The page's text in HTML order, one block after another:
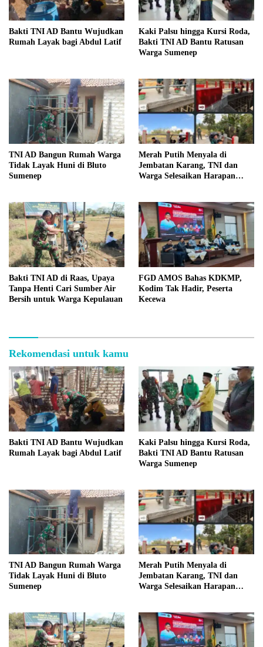
Bakti TNI AD Bantu Wujudkan
Rumah Layak bagi Abdul Latif
Kaki Palsu hingga Kursi Roda,
Bakti TNI AD Bantu Ratusan
Warga Sumenep
TNI AD Bangun Rumah Warga
Tidak Layak Huni di Bluto
Sumenep
Merah Putih Menyala di
Jembatan Karang, TNI dan
Warga Selesaikan Harapan
Bakti TNI AD di Raas, Upaya
Tanpa Henti Cari Sumber Air
Bersih untuk Warga Kepulauan
FGD AMOS Bahas KDKMP,
Kodim Tak Hadir, Peserta
Kecewa
Rekomendasi untuk kamu
Bakti TNI AD Bantu Wujudkan
Rumah Layak bagi Abdul Latif
Kaki Palsu hingga Kursi Roda,
Bakti TNI AD Bantu Ratusan
Warga Sumenep
TNI AD Bangun Rumah Warga
Tidak Layak Huni di Bluto
Sumenep
Merah Putih Menyala di
Jembatan Karang, TNI dan
Warga Selesaikan Harapan